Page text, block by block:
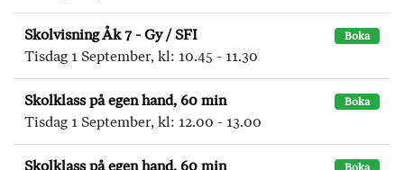
Skolvisning Åk 7 - Gy / SFI Boka
Tisdag 1 September, kl: 10.45 - 11.30
Skolklass på egen hand, 60 min Boka
Tisdag 1 September, kl: 12.00 - 13.00
Skolklass på egen hand, 60 min Boka